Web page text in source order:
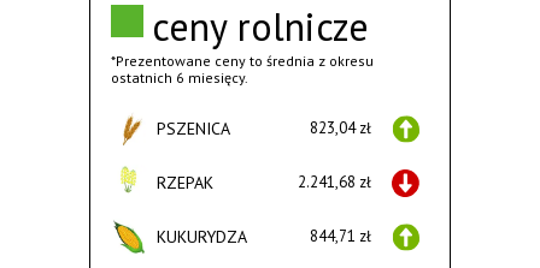
ceny rolnicze
*Prezentowane ceny to średnia z okresu
ostatnich 6 miesięcy.
PSZENICA 823,04 zł
RZEPAK 2.241,68 zł
KUKURYDZA 844,71 zł